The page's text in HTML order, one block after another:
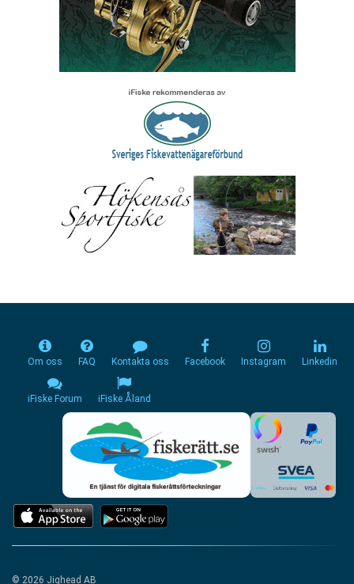
Om oss FAQ Kontakta oss Facebook Instagram Linkedin
iFiske Forum iFiske Åland
© 2026 Jighead AB